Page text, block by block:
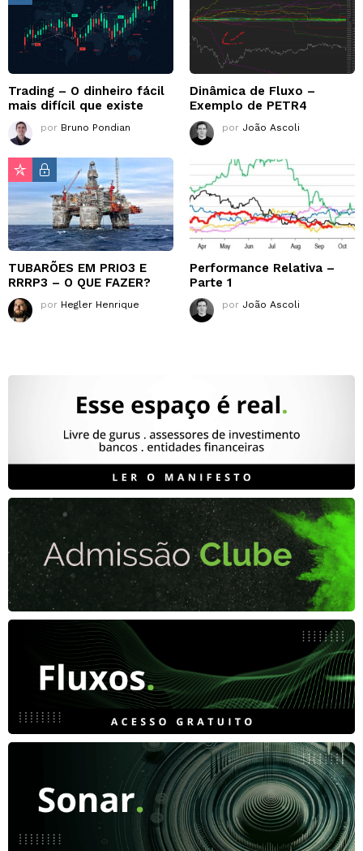
Trading – O dinheiro fácil
mais difícil que existe
por Bruno Pondian
Dinâmica de Fluxo –
Exemplo de PETR4
por João Ascoli
TUBARÕES EM PRIO3 E
RRRP3 – O QUE FAZER?
por Hegler Henrique
Performance Relativa –
Parte 1
por João Ascoli